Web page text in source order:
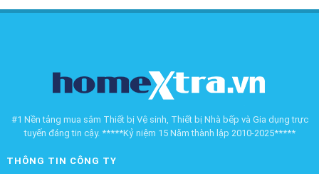
#1 Nền tảng mua sắm Thiết bị Vệ sinh, Thiết bị Nhà bếp và Gia dụng trực
tuyến đáng tin cậy. *****Kỷ niệm 15 Năm thành lập 2010-2025*****
THÔNG TIN CÔNG TY